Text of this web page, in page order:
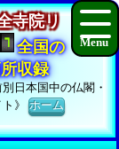
寺院リ
全国の
収録
日本国中の仏閣・
ト》ホーム